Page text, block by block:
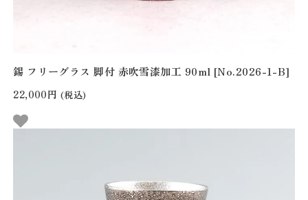
錫 フリーグラス 脚付 赤吹雪漆加工 90ml [No.2026-1-B]
22,000円 (税込)